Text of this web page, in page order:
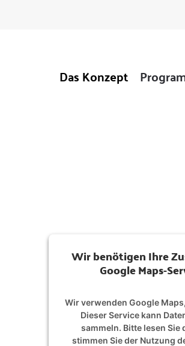
Das Konzept
Wir benötigen Ihre
Google Maps-
Wir verwenden Google
Dieser Service kann
sammeln. Bitte lesen Sie
stimmen Sie der Nutzung